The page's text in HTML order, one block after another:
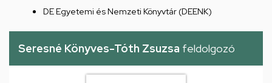
DE Egyetemi és Nemzeti Könyvtár (DEENK)
Seresné Könyves-Tóth Zsuzsa feldolgozó